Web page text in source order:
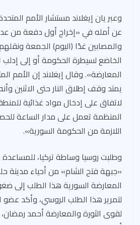
وعبر يان إيغلاند مستشار الأمم
عن أمله في «إخراج أول دفعة من
والمصابين غدًا (اليوم) الجمعة
الخاضع لسيطرة الحكومة أو إلى
المعارضة». وقال إيغلاند إن الأمم
يمتد وقف إطلاق النار حتى الاثنين
لاتفاق على إدخال مواد غذائية
المنظمة تعمل على مدار الساعة
اللازمة من الحكومة السورية».
وطلبت روسيا وساطة تركيا،
«جبهة فتح الشام» من أحياء مدينة
المعارضة السورية هذا الطلب إلى
لتمرير هذا الطلب الروسي، وأكد عضو
لقوى الثورة والمعارضة أحمد